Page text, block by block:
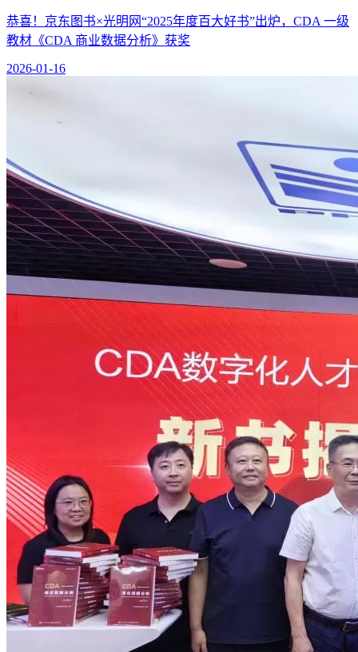
恭喜！京东图书×光明网“2025年度百大好书”出炉，CDA 一级
教材《CDA 商业数据分析》获奖
2026-01-16